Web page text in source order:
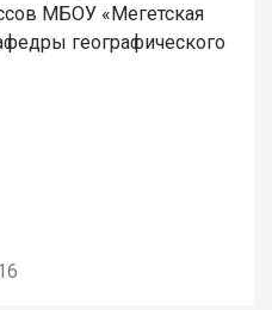
МБОУ «Мегетская
географического